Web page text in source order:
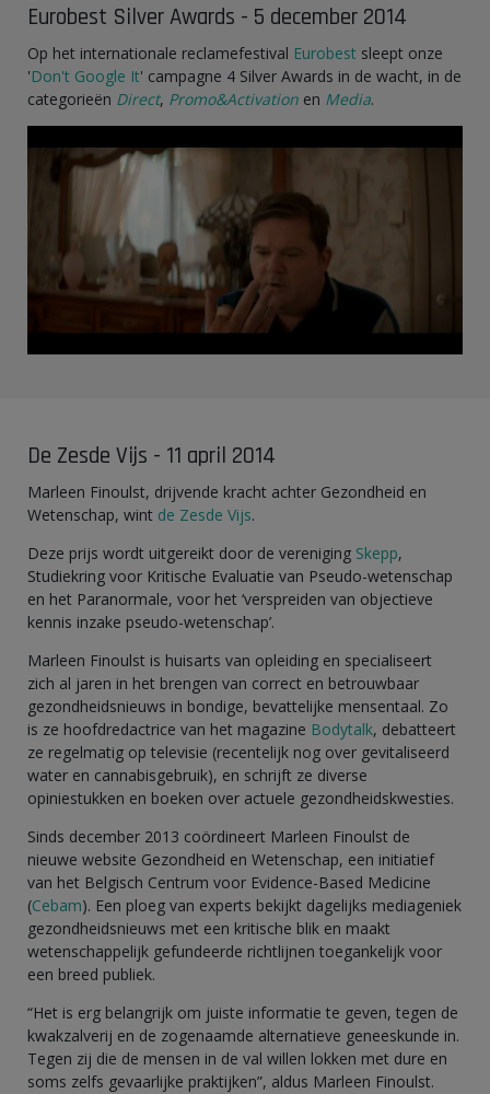
Eurobest Silver Awards - 5 december 2014
Op het internationale reclamefestival Eurobest sleept onze
'Don't Google It' campagne 4 Silver Awards in de wacht, in de
categorieën Direct, Promo&Activation en Media.
De Zesde Vijs - 11 april 2014
Marleen Finoulst, drijvende kracht achter Gezondheid en
Wetenschap, wint de Zesde Vijs.
Deze prijs wordt uitgereikt door de vereniging Skepp,
Studiekring voor Kritische Evaluatie van Pseudo-wetenschap
en het Paranormale, voor het ‘verspreiden van objectieve
kennis inzake pseudo-wetenschap’.
Marleen Finoulst is huisarts van opleiding en specialiseert
zich al jaren in het brengen van correct en betrouwbaar
gezondheidsnieuws in bondige, bevattelijke mensentaal. Zo
is ze hoofdredactrice van het magazine Bodytalk, debatteert
ze regelmatig op televisie (recentelijk nog over gevitaliseerd
water en cannabisgebruik), en schrijft ze diverse
opiniestukken en boeken over actuele gezondheidskwesties.
Sinds december 2013 coördineert Marleen Finoulst de
nieuwe website Gezondheid en Wetenschap, een initiatief
van het Belgisch Centrum voor Evidence-Based Medicine
(Cebam). Een ploeg van experts bekijkt dagelijks mediageniek
gezondheidsnieuws met een kritische blik en maakt
wetenschappelijk gefundeerde richtlijnen toegankelijk voor
een breed publiek.
“Het is erg belangrijk om juiste informatie te geven, tegen de
kwakzalverij en de zogenaamde alternatieve geneeskunde in.
Tegen zij die de mensen in de val willen lokken met dure en
soms zelfs gevaarlijke praktijken”, aldus Marleen Finoulst.